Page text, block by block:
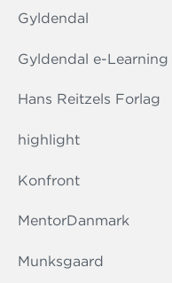
Gyldendal
Gyldendal e-Learning
Hans Reitzels Forlag
highlight
Konfront
MentorDanmark
Munksgaard